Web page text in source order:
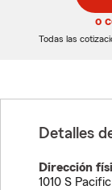
o
Todas las
Detalles
Dirección
1010 S